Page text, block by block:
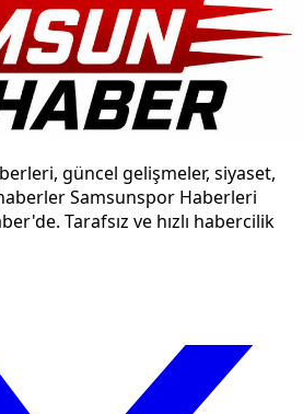
güncel gelişmeler, siyaset,
Samsunspor Haberleri
Tarafsız ve hızlı habercilik